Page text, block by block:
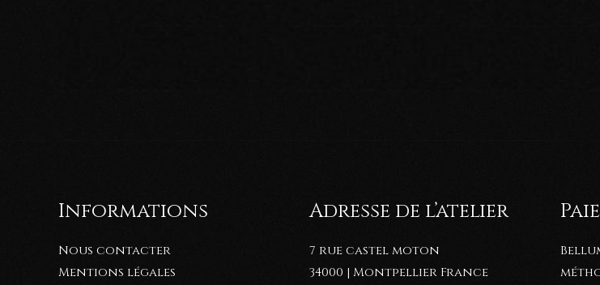
Informations
Nous contacter
Mentions légales
Adresse de l’atelier
7 rue castel moton
34000 | Montpellier France